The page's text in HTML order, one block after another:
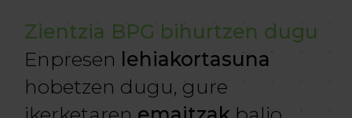
Zientzia BPG bihurtzen dugu
Enpresen lehiakortasuna
hobetzen dugu, gure